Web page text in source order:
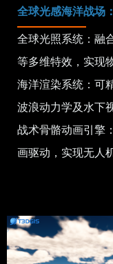
全球光感海洋战场：
全球光照系统：融
等多维特效，实现
海洋渲染系统：可
波浪动力学及水下
战术骨骼动画引擎
画驱动，实现无人